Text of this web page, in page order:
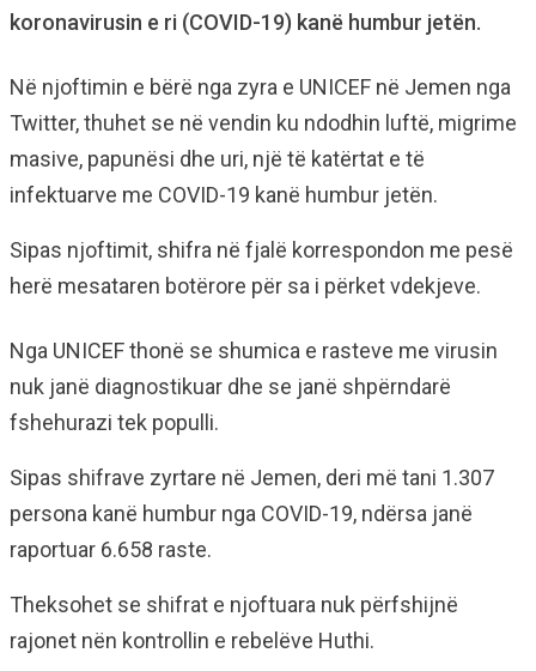
koronavirusin e ri (COVID-19) kanë humbur jetën.
Në njoftimin e bërë nga zyra e UNICEF në Jemen nga
Twitter, thuhet se në vendin ku ndodhin luftë, migrime
masive, papunësi dhe uri, një të katërtat e të
infektuarve me COVID-19 kanë humbur jetën.
Sipas njoftimit, shifra në fjalë korrespondon me pesë
herë mesataren botërore për sa i përket vdekjeve.
Nga UNICEF thonë se shumica e rasteve me virusin
nuk janë diagnostikuar dhe se janë shpërndarë
fshehurazi tek populli.
Sipas shifrave zyrtare në Jemen, deri më tani 1.307
persona kanë humbur nga COVID-19, ndërsa janë
raportuar 6.658 raste.
Theksohet se shifrat e njoftuara nuk përfshijnë
rajonet nën kontrollin e rebelëve Huthi.